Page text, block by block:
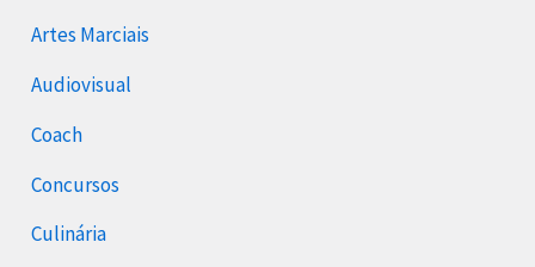
Artes Marciais
Audiovisual
Coach
Concursos
Culinária